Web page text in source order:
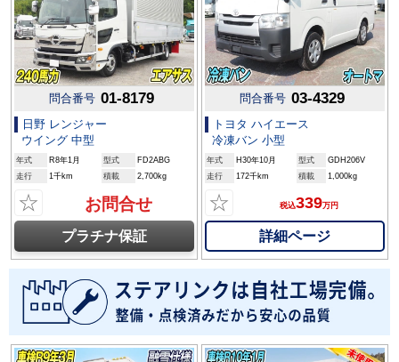
問合番号 01-8179
日野 レンジャー
ウイング 中型
年式 R8年1月 型式
FD2ABG
走行
1千km 積載 2,700kg
☆ お問合せ
プラチナ保証
問合番号 03-4329
トヨタ ハイエース
冷凍バン 小型
年式 H30年10月 型式
GDH206V
走行
172千km 積載 1,000kg
☆ 税込339万円
詳細ページ